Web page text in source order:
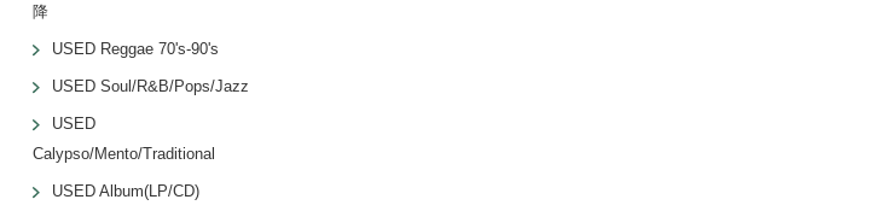
降
USED Reggae 70's-90's
USED Soul/R&B/Pops/Jazz
USED
Calypso/Mento/Traditional
USED Album(LP/CD)